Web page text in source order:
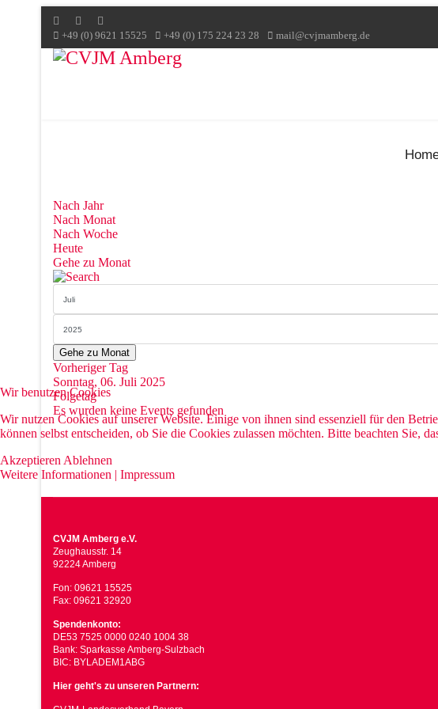
+49 (0) 9621 15525 +49 (0) 175 224 23 28 mail@cvjmamberg.de
Nach Jahr
Nach Monat
Nach Woche
Heute
Gehe zu Monat
Gehe zu Monat
Vorheriger Tag
Sonntag, 06. Juli 2025
Folgetag
Es wurden keine Events gefunden
CVJM Amberg e.V.
Zeughausstr. 14
92224 Amberg
Fon: 09621 15525
Fax: 09621 32920
Spendenkonto:
DE53 7525 0000 0240 1004 38
Bank: Sparkasse Amberg-Sulzbach
BIC: BYLADEM1ABG
Hier geht's zu unseren Partnern:
Wir benutzen Cookies
Wir nutzen Cookies auf unserer Website. Einige von ihnen sind essenziell für den
können selbst entscheiden, ob Sie die Cookies zulassen möchten. Bitte beachten Sie,
Akzeptieren Ablehnen
Weitere Informationen | Impressum